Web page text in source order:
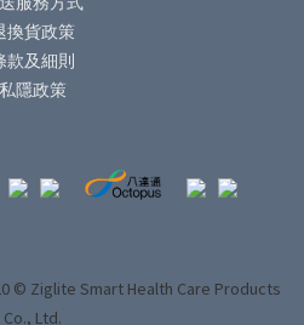
換貨政策
款及細則
私隱政策
© Ziglite Smart Health Care Products
Co., Ltd.